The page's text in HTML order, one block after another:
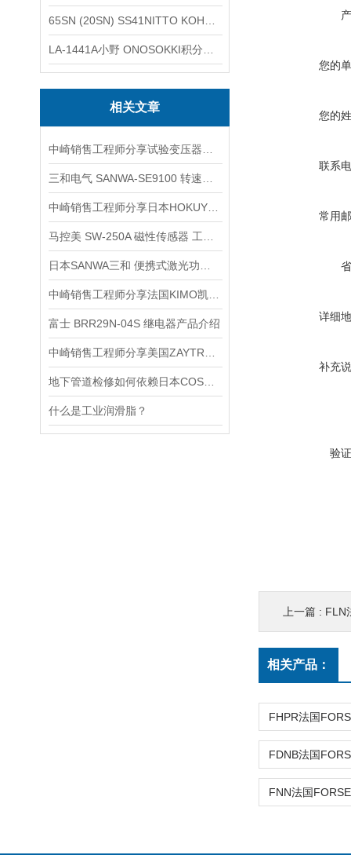
相关文章
富士 BRR29N-04S 继电器产品介绍
什么是工业润滑脂？
您的
您的
联系
常用
详细
补充
验
上一篇 : FLN
相关产品：